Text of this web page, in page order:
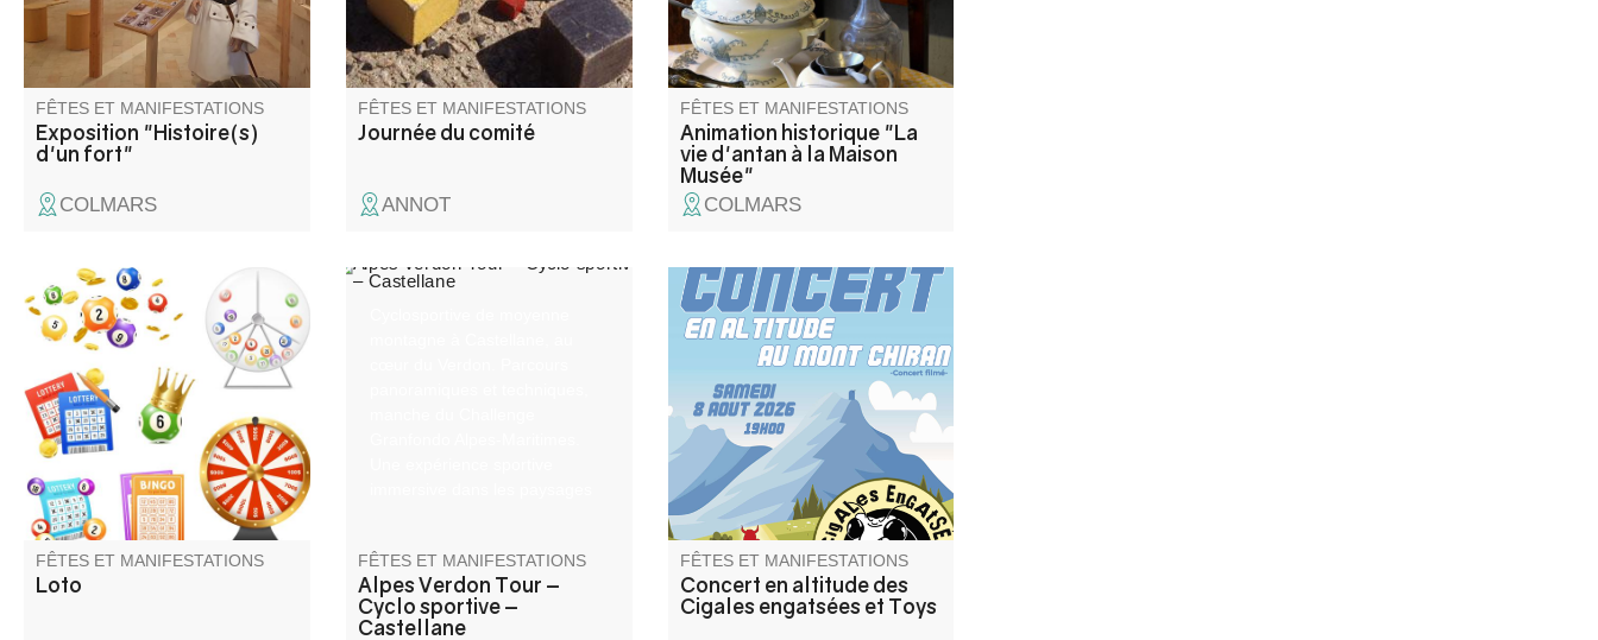
panneaux pédagogiques
abordent différents thèmes qui
susciteront votre curiosité.
FÊTES ET MANIFESTATIONS
Exposition "Histoire(s)
d'un fort"
COLMARS
FÊTES ET MANIFESTATIONS
Journée du comité
ANNOT
FÊTES ET MANIFESTATIONS
Animation historique "La
vie d'antan à la Maison
Musée"
COLMARS
Super Loto du comité des fêtes
avec des surprises à gogo !
FÊTES ET MANIFESTATIONS
Loto
FÊTES ET MANIFESTATIONS
Alpes Verdon Tour –
Cyclo sportive –
Castellane
Concert par Les Cigales
engatsées (rock trad
provençal) Toys ( reprises
Rolling Stones).
FÊTES ET MANIFESTATIONS
Concert en altitude des
Cigales engatsées et Toys